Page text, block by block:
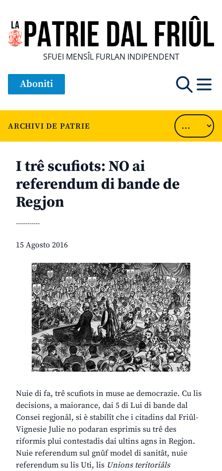
SFUEI MENSÎL FURLAN INDIPENDENT
Aboniti
ARCHIVI DE PATRIE
I trê scufiots: NO ai
referendum di bande de
Regjon
............
15 Agosto 2016
Nuie di fa, trê scufiots in muse ae democrazie. Cu lis
decisions, a maiorance, dai 5 di Lui di bande dal
Consei regjonâl, si è stabilît che i citadins dal Friûl-
Vignesie Julie no podaran esprimis su trê des
riformis plui contestadis dai ultins agns in Regjon.
Nuie referendum sul gnûf model di sanitât, nuie
referendum su lis Uti, lis Unions teritoriâls